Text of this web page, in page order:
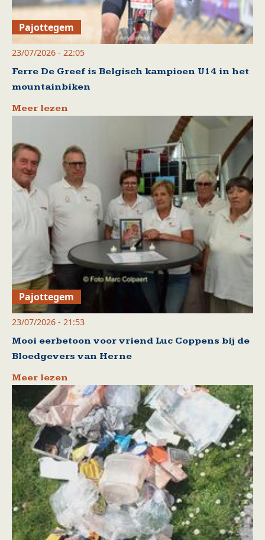
Pajottegem
23/07/2026 - 22:05
Ferre De Greef is Belgisch kampioen U14 in het
mountainbiken
Meer lezen
Pajottegem
23/07/2026 - 21:53
Mooi eerbetoon voor vriend Luc Coppens bij de
Bloedgevers van Herne
Meer lezen